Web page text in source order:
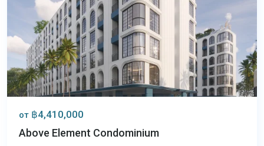
от ฿4,410,000
Above Element Condominium